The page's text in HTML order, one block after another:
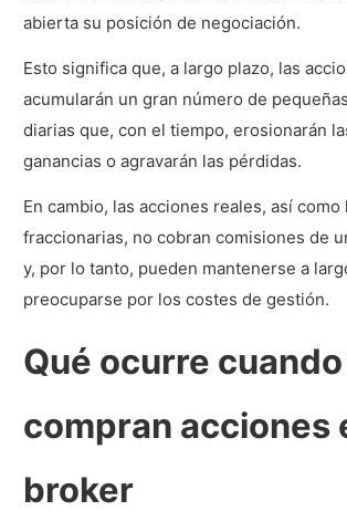
abierta su posición de negociación.
Esto significa que, a largo plazo, las
acumularán un gran número de
diarias que, con el tiempo, erosionarán
ganancias o agravarán las pérdidas.
En cambio, las acciones reales, así como
fraccionarias, no cobran comisiones de
y, por lo tanto, pueden mantenerse a
preocuparse por los costes de gestión.
Qué ocurre
compran acciones
broker